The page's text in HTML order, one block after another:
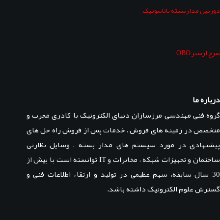
دوربین مداربسته پاناسونیک
سرج ارستر OBO
درباره ما
گروه فنی مهندسی مرزسازان دنیای الکترونیک با کادری مجرب و
متخصص در زمینه های فروش ، خدمات پس از فروش راه حل های
پیشنهادی در مورد سیستم های مدار بسته ، وسایل نظارتی
ساختمان و تجهیزات شبکه ، مخابرات و IT توانسته است با بیش از
30 سال سابقه، سهم عظیمی در تولید و ارتقاء اطلاعات فنی و
گسترش علوم الکترونیک داشته باشد.